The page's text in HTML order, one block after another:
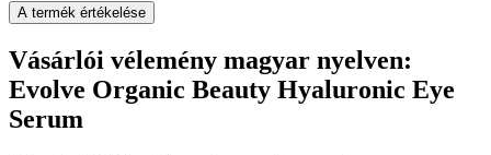
A termék értékelése
Vásárlói vélemény magyar nyelven:
Evolve Organic Beauty Hyaluronic Eye
Serum